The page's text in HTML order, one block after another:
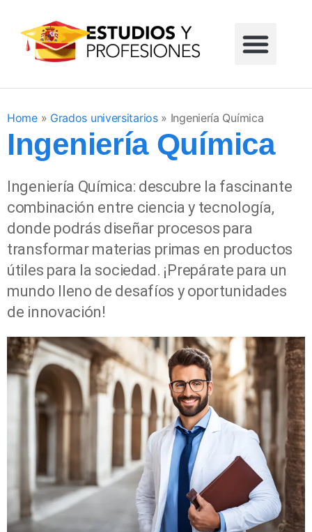
Home» Grados universitarios» Ingeniería Química
Ingeniería Química
Ingeniería Química: descubre la fascinante
combinación entre ciencia y tecnología,
donde podrás diseñar procesos para
transformar materias primas en productos
útiles para la sociedad. ¡Prepárate para un
mundo lleno de desafíos y oportunidades
de innovación!